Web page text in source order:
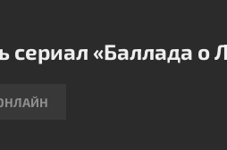
сериал «Баллада о